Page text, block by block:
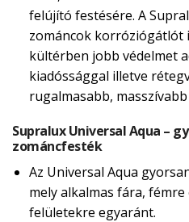
felújító festésére. A
zománcok korróziógátlót
kültérben jobb védelmet
kiadóssággal illetve
rugalmasabb,
Supralux Universal Aqua –
zománcfesték
Az Universal Aqua
mely alkalmas fára, fémre
felületekre egyaránt.